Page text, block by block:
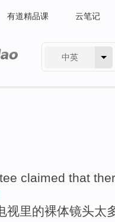
有道精品课 云笔记
中英
claimed that
视里的裸体镜头太